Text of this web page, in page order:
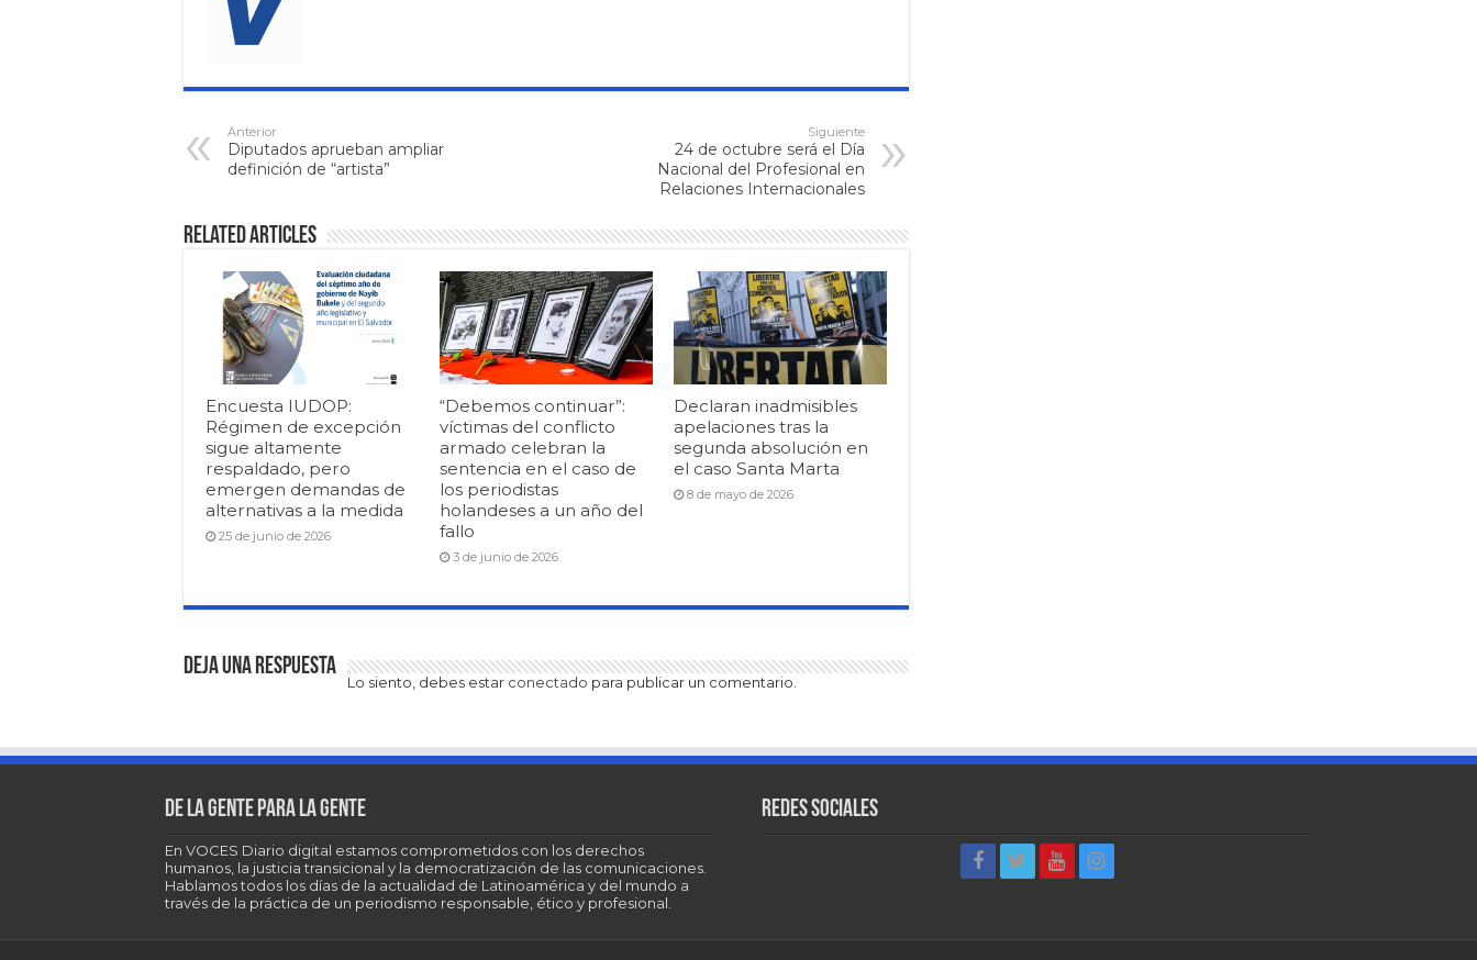
Anterior
Diputados aprueban ampliar
definición de “artista”
Siguiente
24 de octubre será el Día
Nacional del Profesional en
Relaciones Internacionales
Related Articles
Encuesta IUDOP:
Régimen de excepción
sigue altamente
respaldado, pero
emergen demandas de
alternativas a la medida
25 de junio de 2026
“Debemos continuar”:
víctimas del conflicto
armado celebran la
sentencia en el caso de
los periodistas
holandeses a un año del
fallo
3 de junio de 2026
Declaran inadmisibles
apelaciones tras la
segunda absolución en
el caso Santa Marta
8 de mayo de 2026
Deja una respuesta
Lo siento, debes estar conectado para publicar un comentario.
De la gente para la gente
En VOCES Diario digital estamos comprometidos con los derechos
humanos, la justicia transicional y la democratización de las comunicaciones.
Hablamos todos los días de la actualidad de Latinoamérica y del mundo a
través de la práctica de un periodismo responsable, ético y profesional.
Redes sociales